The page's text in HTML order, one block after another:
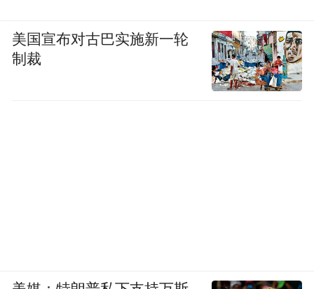
美国宣布对古巴实施新一轮
制裁